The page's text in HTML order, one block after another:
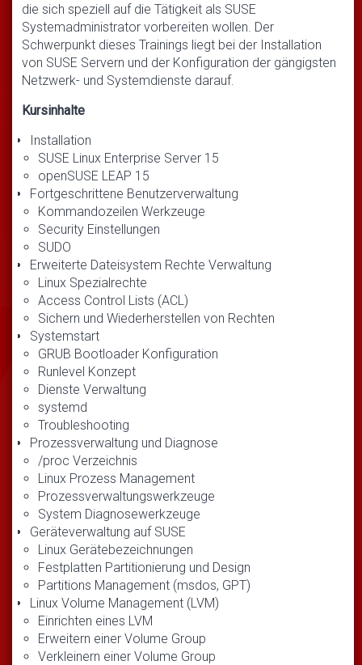
die sich speziell auf die Tätigkeit als SUSE
Systemadministrator vorbereiten wollen. Der
Schwerpunkt dieses Trainings liegt bei der Installation
von SUSE Servern und der Konfiguration der gängigsten
Netzwerk- und Systemdienste darauf.
Kursinhalte
Installation
SUSE Linux Enterprise Server 15
openSUSE LEAP 15
Fortgeschrittene Benutzerverwaltung
Kommandozeilen Werkzeuge
Security Einstellungen
SUDO
Erweiterte Dateisystem Rechte Verwaltung
Linux Spezialrechte
Access Control Lists (ACL)
Sichern und Wiederherstellen von Rechten
Systemstart
GRUB Bootloader Konfiguration
Runlevel Konzept
Dienste Verwaltung
systemd
Troubleshooting
Prozessverwaltung und Diagnose
/proc Verzeichnis
Linux Prozess Management
Prozessverwaltungswerkzeuge
System Diagnosewerkzeuge
Geräteverwaltung auf SUSE
Linux Gerätebezeichnungen
Festplatten Partitionierung und Design
Partitions Management (msdos, GPT)
Linux Volume Management (LVM)
Einrichten eines LVM
Erweitern einer Volume Group
Verkleinern einer Volume Group